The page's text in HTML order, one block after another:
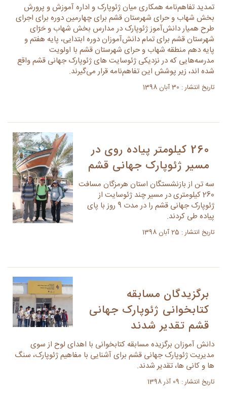
تمدید تفاهم‌نامه همکاری میان ژئوپارک و اداره آموزش و پرورش
بخش شهاب و حرای شهرستان قشم برای چهارمین دوره برای اجرای
طرح همیار دانش‌آموز ژئوپارک در مدارس بخش شهاب و حَرّای
شهرستان قشم برای تمام دانش‌آموزان دوره ابتدایی، پایه هفتم و
پایه دهم منطقه شهاب و حرای شهرستان قشم با اولویت
مدرسه‌هایی که در نزدیکی ژئوسایت های ژئوپارک جهانی قشم واقع
شده اند، زیر پوشش این تفاهم‌نامه قرار می‌گیرند.
تاریخ انتشار : 30 آبان 1398
260 کیلومتر پیاده روی در
مسیر ژئوپارک جهانی قشم
سه تن از بازنشستگان استان هرمزگان مسافت
260 کیلومتری در مسیر چند ژئوسایت از
ژئوپارک جهانی قشم را در مدت 9 روز با پای
پیاده طی کردند.
تاریخ انتشار : 25 آبان 1398
برگزیدگان مسابقه
کتابخوانی ژئوپارک جهانی
قشم تقدیر شدند
دانش آموزان برگزیده مسابقه کتابخوانی با اهدای لوح از سوی
مدیریت ژئوپارک جهانی قشم برای آشنایی با مفاهیم ژئوپارک، سنگ
ها و کانی ها، تقدیر شدند.
تاریخ انتشار : 09 آذر 1398